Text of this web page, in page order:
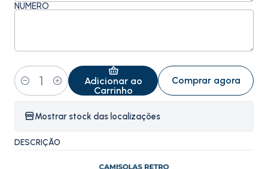
NÚMERO
Quantidade
Adicionar ao
Carrinho
Comprar agora
Mostrar stock das localizações
DESCRIÇÃO